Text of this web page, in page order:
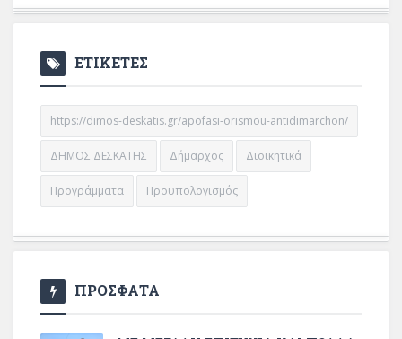
ΕΤΙΚΕΤΕΣ
https://dimos-deskatis.gr/apofasi-orismou-antidimarchon/
ΔΗΜΟΣ ΔΕΣΚΑΤΗΣ Δήμαρχος Διοικητικά
Προγράμματα Προϋπολογισμός
ΠΡΟΣΦΑΤΑ